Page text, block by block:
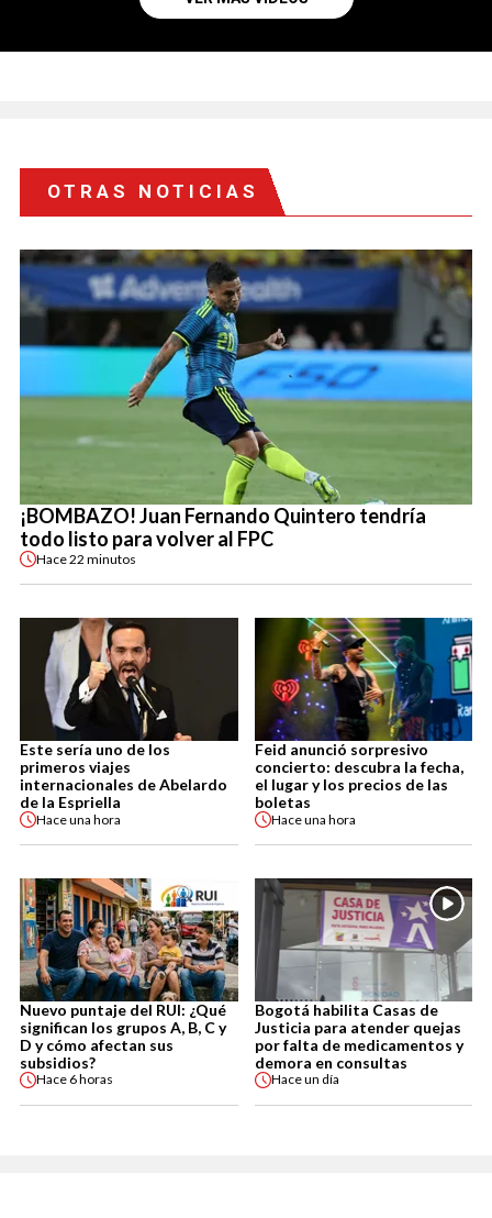
OTRAS NOTICIAS
¡BOMBAZO! Juan Fernando Quintero tendría
todo listo para volver al FPC
Hace22 minutos
Este sería uno de los
primeros viajes
internacionales de Abelardo
de la Espriella
Haceuna hora
Feid anunció sorpresivo
concierto: descubra la fecha,
el lugar y los precios de las
boletas
Haceuna hora
Nuevo puntaje del RUI: ¿Qué
significan los grupos A, B, C y
D y cómo afectan sus
subsidios?
Hace 6 horas
Bogotá habilita Casas de
Justicia para atender quejas
por falta de medicamentos y
demora en consultas
Haceun día